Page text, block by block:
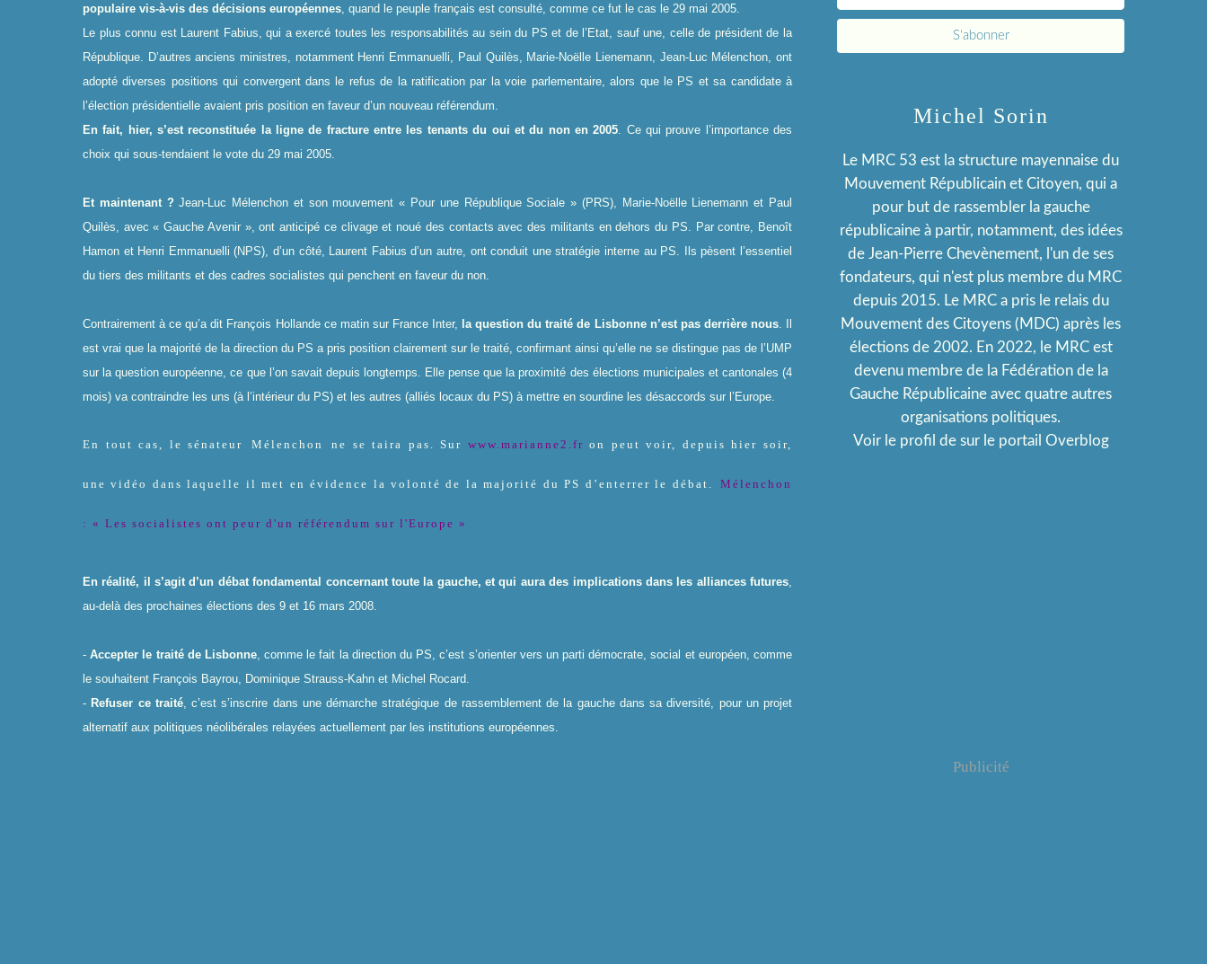
populaire vis-à-vis des décisions européennes , quand le peuple français est consulté, comme ce fut le cas le 29 mai 2005.
Le plus connu est Laurent Fabius, qui a exercé toutes les responsabilités au sein du PS et de l’Etat, sauf une, celle de président de la
République. D’autres anciens ministres, notamment Henri Emmanuelli, Paul Quilès, Marie-Noëlle Lienemann, Jean-Luc Mélenchon, ont
adopté diverses positions qui convergent dans le refus de la ratification par la voie parlementaire, alors que le PS et sa candidate à
l’élection présidentielle avaient pris position en faveur d’un nouveau référendum.
En fait, hier, s’est reconstituée la ligne de fracture entre les tenants du oui et du non en 2005 . Ce qui prouve l’importance des
choix qui sous-tendaient le vote du 29 mai 2005.
Et maintenant ? Jean-Luc Mélenchon et son mouvement « Pour une République Sociale » (PRS), Marie-Noëlle Lienemann et Paul
Quilès, avec « Gauche Avenir », ont anticipé ce clivage et noué des contacts avec des militants en dehors du PS. Par contre, Benoît
Hamon et Henri Emmanuelli (NPS), d’un côté, Laurent Fabius d’un autre, ont conduit une stratégie interne au PS. Ils pèsent l’essentiel
du tiers des militants et des cadres socialistes qui penchent en faveur du non.
Contrairement à ce qu’a dit François Hollande ce matin sur France Inter, la question du traité de Lisbonne n’est pas derrière nous. Il
est vrai que la majorité de la direction du PS a pris position clairement sur le traité, confirmant ainsi qu’elle ne se distingue pas de l’UMP
sur la question européenne, ce que l’on savait depuis longtemps. Elle pense que la proximité des élections municipales et cantonales (4
mois) va contraindre les uns (à l’intérieur du PS) et les autres (alliés locaux du PS) à mettre en sourdine les désaccords sur l’Europe.
En tout cas, le sénateur Mélenchon ne se taira pas. Sur www.marianne2.fr on peut voir, depuis hier soir,
une vidéo dans laquelle il met en évidence la volonté de la majorité du PS d’enterrer le débat. Mélenchon
: « Les socialistes ont peur d'un référendum sur l'Europe »
En réalité, il s’agit d’un débat fondamental concernant toute la gauche, et qui aura des implications dans les alliances futures
au-delà des prochaines élections des 9 et 16 mars 2008.
-Accepter le traité de Lisbonne, comme le fait la direction du PS, c’est s’orienter vers un parti démocrate, social et européen, comme
le souhaitent François Bayrou, Dominique Strauss-Kahn et Michel Rocard.
- Refuser ce traité, c’est s’inscrire dans une démarche stratégique de rassemblement de la gauche dans sa diversité, pour un projet
alternatif aux politiques néolibérales relayées actuellement par les institutions européennes.
Michel Sorin
Le MRC 53 est la structure mayennaise du
Mouvement Républicain et Citoyen, qui a
pour but de rassembler la gauche
républicaine à partir, notamment, des idées
de Jean-Pierre Chevènement, l'un de ses
fondateurs, qui n'est plus membre du MRC
depuis 2015. Le MRC a pris le relais du
Mouvement des Citoyens (MDC) après les
élections de 2002. En 2022, le MRC est
devenu membre de la Fédération de la
Gauche Républicaine avec quatre autres
organisations politiques.
Voir le profil de sur le portail Overblog
Publicité